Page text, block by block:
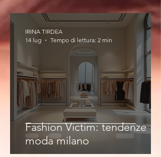
Fashion Victim: tendenze
moda milano
IRINA TIRDEA
14 lug
Tempo di lettura: 2 min